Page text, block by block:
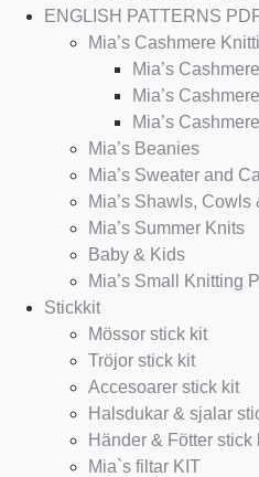
ENGLISH PATTERNS
Mia’s Cashmere
Mia’s
Mia’s
Mia’s
Mia’s Beanies
Mia’s Sweater and
Mia’s Shawls, Cowls
Mia’s Summer Knits
Baby & Kids
Mia’s Small Knitting
Stickkit
Mössor stick kit
Tröjor stick kit
Accesoarer stick kit
Halsdukar & sjalar
Händer & Fötter stick
Mia`s filtar KIT